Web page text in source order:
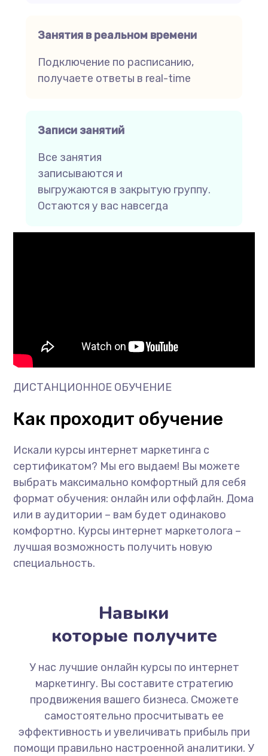
Занятия в реальном времени
Подключение по расписанию,
получаете ответы в real-time
Записи занятий
Все занятия
записываются и
выгружаются в закрытую группу.
Остаются у вас навсегда
ДИСТАНЦИОННОЕ ОБУЧЕНИЕ
Как проходит обучение
Искали курсы интернет маркетинга с
сертификатом? Мы его выдаем! Вы можете
выбрать максимально комфортный для себя
формат обучения: онлайн или оффлайн. Дома
или в аудитории – вам будет одинаково
комфортно. Курсы интернет маркетолога –
лучшая возможность получить новую
специальность.
Навыки
которые получите
У нас лучшие онлайн курсы по интернет
маркетингу. Вы составите стратегию
продвижения вашего бизнеса. Сможете
самостоятельно просчитывать ее
эффективность и увеличивать прибыль при
помощи правильно настроенной аналитики. У